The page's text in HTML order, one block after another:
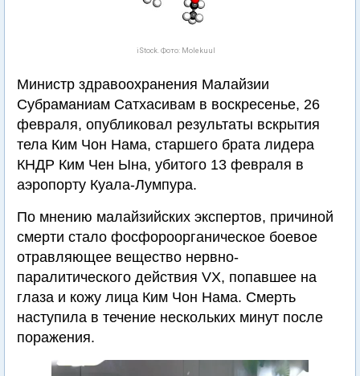
iStock. Фото: Molekuul
Министр здравоохранения Малайзии
Субраманиам Сатхасивам в воскресенье, 26
февраля, опубликовал результаты вскрытия
тела Ким Чон Нама, старшего брата лидера
КНДР Ким Чен Ына, убитого 13 февраля в
аэропорту Куала-Лумпура.
По мнению малайзийских экспертов, причиной
смерти стало фосфороорганическое боевое
отравляющее вещество нервно-
паралитического действия VX, попавшее на
глаза и кожу лица Ким Чон Нама. Смерть
наступила в течение нескольких минут после
поражения.